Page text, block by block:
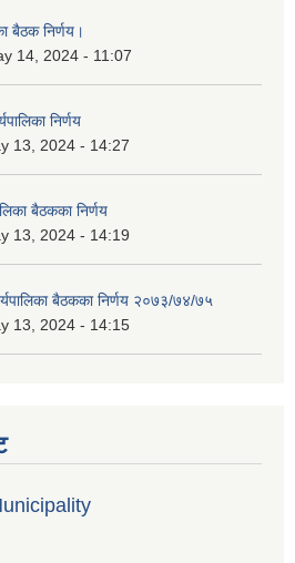
बैठक निर्णय।
14, 2024 - 11:07
निर्णय
13, 2024 - 14:27
बैठकका निर्णय
13, 2024 - 14:19
बैठकका निर्णय २०७३/७४/७५
13, 2024 - 14:15